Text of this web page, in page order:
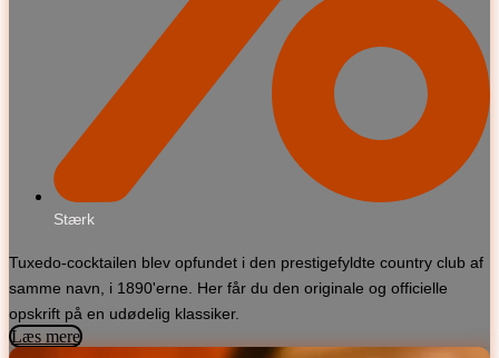
Stærk
Tuxedo-cocktailen blev opfundet i den prestigefyldte country club af
samme navn, i 1890'erne. Her får du den originale og officielle
opskrift på en udødelig klassiker.
Læs mere